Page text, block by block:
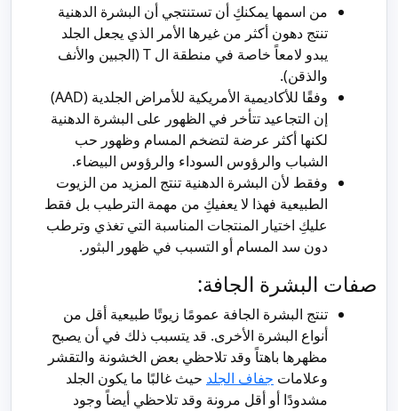
من اسمها يمكنكِ أن تستنتجي أن البشرة الدهنية
تنتج دهون أكثر من غيرها الأمر الذي يجعل الجلد
يبدو لامعاً خاصة في منطقة ال T (الجبين والأنف
والذقن).
وفقًا للأكاديمية الأمريكية للأمراض الجلدية (AAD)
إن التجاعيد تتأخر في الظهور على البشرة الدهنية
لكنها أكثر عرضة لتضخم المسام وظهور حب
الشباب والرؤوس السوداء والرؤوس البيضاء.
وفقط لأن البشرة الدهنية تنتج المزيد من الزيوت
الطبيعية فهذا لا يعفيكِ من مهمة الترطيب بل فقط
عليكِ اختيار المنتجات المناسبة التي تغذي وترطب
دون سد المسام أو التسبب في ظهور البثور.
صفات البشرة الجافة:
تنتج البشرة الجافة عمومًا زيوتًا طبيعية أقل من
أنواع البشرة الأخرى. قد يتسبب ذلك في أن يصبح
مظهرها باهتاً وقد تلاحظي بعض الخشونة والتقشر
وعلامات جفاف الجلد حيث غالبًا ما يكون الجلد
مشدودًا أو أقل مرونة وقد تلاحظي أيضاً وجود